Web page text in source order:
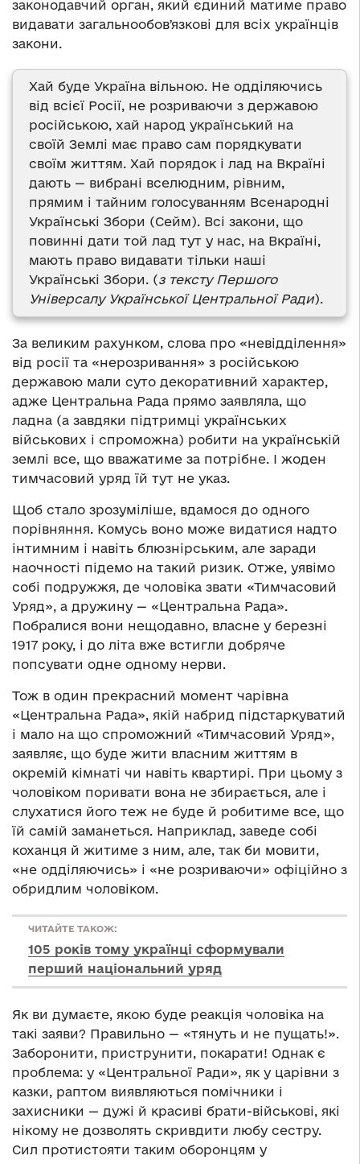
законодавчий орган, який єдиний матиме право
видавати загальнообовʼязкові для всіх українців
закони.
Хай буде Україна вільною. Не одділяючись
від всієї Росії, не розриваючи з державою
російською, хай народ український на
своїй Землі має право сам порядкувати
своїм життям. Хай порядок і лад на Вкраїні
дають — вибрані вселюдним, рівним,
прямим і тайним голосуванням Всенародні
Українські Збори (Сейм). Всі закони, що
повинні дати той лад тут у нас, на Вкраїні,
мають право видавати тільки наші
Українські Збори. (з тексту Першого
Універсалу Української Центральної Ради).
За великим рахунком, слова про «невідділення»
від росії та «нерозривання» з російською
державою мали суто декоративний характер,
адже Центральна Рада прямо заявляла, що
ладна (а завдяки підтримці українських
військових і спроможна) робити на українській
землі все, що вважатиме за потрібне. І жоден
тимчасовий уряд їй тут не указ.
Щоб стало зрозуміліше, вдамося до одного
порівняння. Комусь воно може видатися надто
інтимним і навіть блюзнірським, але заради
наочності підемо на такий ризик. Отже, уявімо
собі подружжя, де чоловіка звати «Тимчасовий
Уряд», а дружину — «Центральна Рада».
Побралися вони нещодавно, власне у березні
1917 року, і до літа вже встигли добряче
попсувати одне одному нерви.
Тож в один прекрасний момент чарівна
«Центральна Рада», якій набрид підстаркуватий
і мало на що спроможний «Тимчасовий Уряд»,
заявляє, що буде жити власним життям в
окремій кімнаті чи навіть квартирі. При цьому з
чоловіком поривати вона не збирається, але і
слухатися його теж не буде й робитиме все, що
їй самій заманеться. Наприклад, заведе собі
коханця й житиме з ним, але, так би мовити,
«не одділяючись» і «не розриваючи» офіційно з
обридлим чоловіком.
ЧИТАЙТЕ ТАКОЖ:
105 років тому українці сформували
перший національний уряд
Як ви думаєте, якою буде реакція чоловіка на
такі заяви? Правильно — «тянуть и не пущать!».
Заборонити, приструнити, покарати! Однак є
проблема: у «Центральної Ради», як у царівни з
казки, раптом виявляються помічники і
захисники — дужі й красиві брати-військові, які
нікому не дозволять скривдити любу сестру.
Сил протистояти таким оборонцям у